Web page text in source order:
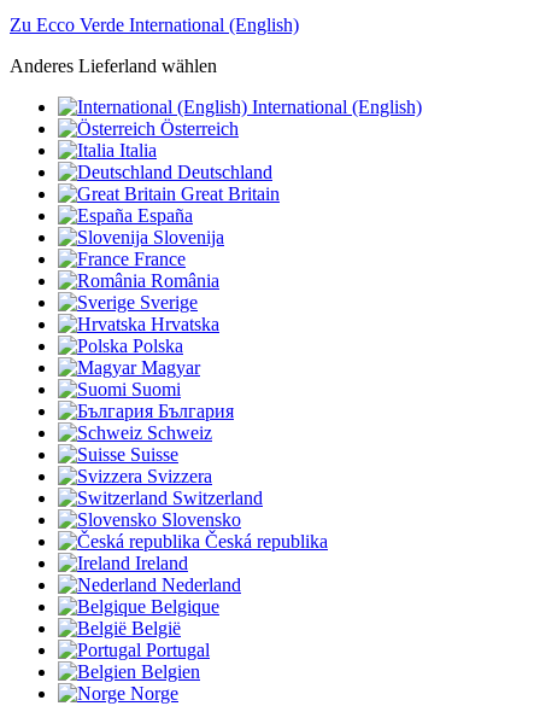
Zu Ecco Verde International (English)
Anderes Lieferland wählen
International (English)
Österreich
Italia
Deutschland
Great Britain
España
Slovenija
France
România
Sverige
Hrvatska
Polska
Magyar
Suomi
България
Schweiz
Suisse
Svizzera
Switzerland
Slovensko
Česká republika
Ireland
Nederland
Belgique
België
Portugal
Belgien
Norge